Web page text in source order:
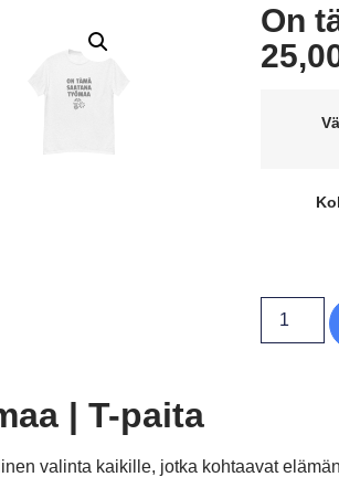
On
| T-paita
valinta kaikille, jotka kohtaavat